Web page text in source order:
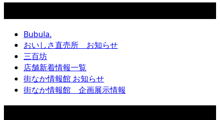
Bubula.
おいしさ直売所 お知らせ
三百坊
店舗新着情報一覧
街なか情報館 お知らせ
街なか情報館 企画展示情報